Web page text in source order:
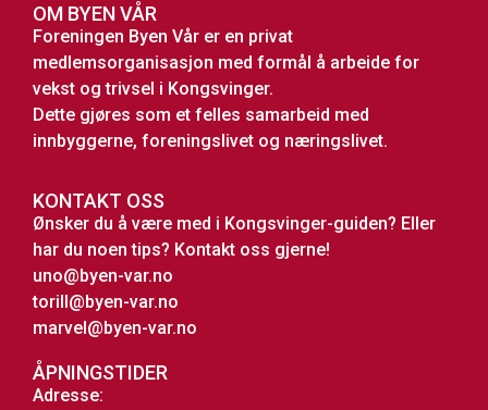
OM BYEN VÅR
Foreningen Byen Vår er en privat
medlemsorganisasjon med formål å arbeide for
vekst og trivsel i Kongsvinger.
Dette gjøres som et felles samarbeid med
innbyggerne, foreningslivet og næringslivet.
KONTAKT OSS
Ønsker du å være med i Kongsvinger-guiden? Eller
har du noen tips? Kontakt oss gjerne!
uno@byen-var.no
torill@byen-var.no
marvel@byen-var.no
ÅPNINGSTIDER
Adresse: